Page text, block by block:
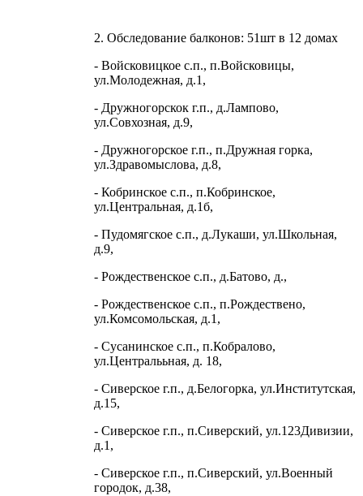
2. Обследование балконов: 51шт в 12 домах
- Войсковицкое с.п., п.Войсковицы,
ул.Молодежная, д.1,
- Дружногорскок г.п., д.Лампово,
ул.Совхозная, д.9,
- Дружногорское г.п., п.Дружная горка,
ул.Здравомыслова, д.8,
- Кобринское с.п., п.Кобринское,
ул.Центральная, д.1б,
- Пудомягское с.п., д.Лукаши, ул.Школьная,
д.9,
- Рождественское с.п., д.Батово, д.,
- Рождественское с.п., п.Рождествено,
ул.Комсомольская, д.1,
- Сусанинское с.п., п.Кобралово,
ул.Централььная, д. 18,
- Сиверское г.п., д.Белогорка, ул.Институтская,
д.15,
- Сиверское г.п., п.Сиверский, ул.123Дивизии,
д.1,
- Сиверское г.п., п.Сиверский, ул.Военный
городок, д.38,